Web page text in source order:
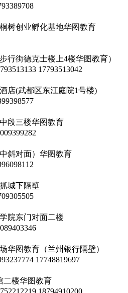
树创业孵化基地华图教育
行街德克士楼上4楼华图教育）
17793513042
店(武都区东江庭院1号楼)
段三楼华图教育
斜对面）华图教育
城下隔壁
院东门对面二楼
华图教育（兰州银行隔壁）
17748819697
二楼华图教育
18794910200